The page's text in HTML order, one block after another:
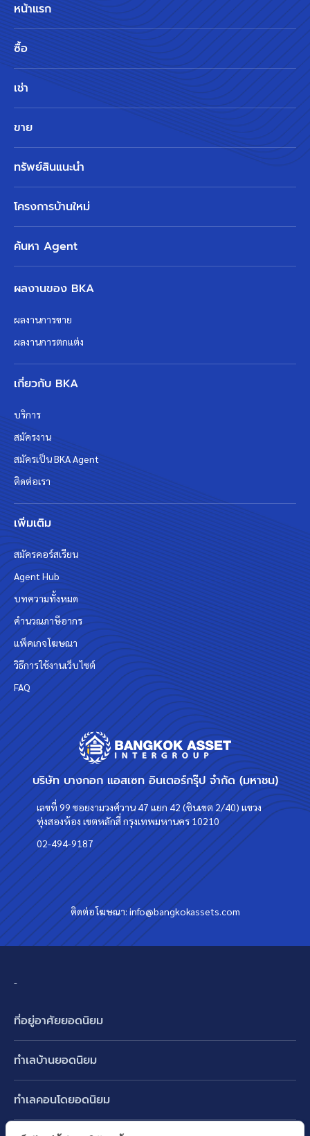
บริษัท บางกอก แอสเซท อินเตอร์กรุ๊ป จำกัด (มหาชน)
เลขที่ 99 ซอยงามวงศ์วาน 47 แยก 42 (ชินเขต 2/40) แขวง
ทุ่งสองห้อง เขตหลักสี่ กรุงเทพมหานคร 10210
02-494-9187
ติดต่อโฆษณา:info@bangkokassets.com
หน้าแรก
ซื้อ
เช่า
ขาย
ทรัพย์สินแนะนำ
โครงการบ้านใหม่
ค้นหา Agent
ผลงานของ BKA
ผลงานการขาย
ผลงานการตกแต่ง
เกี่ยวกับ BKA
บริการ
สมัครงาน
สมัครเป็น BKA Agent
ติดต่อเรา
เพิ่มเติม
สมัครคอร์สเรียน
Agent Hub
บทความทั้งหมด
คำนวณภาษีอากร
แพ็คเกจโฆษณา
วิธีการใช้งานเว็บไซต์
FAQ
-
ที่อยู่อาศัยยอดนิยม
ทาวน์เฮ้าส์ ทาวน์โฮม
คอนโดมิเนียม
ทำเลบ้านยอดนิยม
ทำเลคอนโดยอดนิยม